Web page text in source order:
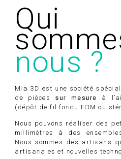
Qui
nous ?
Mia 3D est une société
de pièces sur mesure à
(dépôt de fil fondu FDM ou
Nous pouvons réaliser des
millimètres à des
Nous sommes des artisans
artisanales et nouvelles